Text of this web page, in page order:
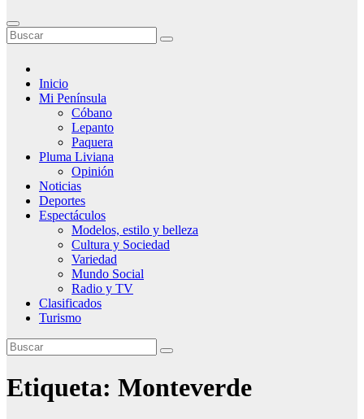
Inicio
Mi Península
Cóbano
Lepanto
Paquera
Pluma Liviana
Opinión
Noticias
Deportes
Espectáculos
Modelos, estilo y belleza
Cultura y Sociedad
Variedad
Mundo Social
Radio y TV
Clasificados
Turismo
Etiqueta: Monteverde